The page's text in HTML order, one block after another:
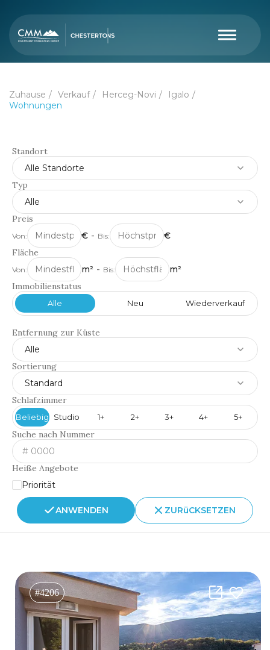
Zuhause Verkauf Herceg-Novi
Igalo
Wohnungen
Standort
Alle Standorte
Typ
Alle
Preis
Von: € - Bis:
€
Fläche
Von: m² - Bis:
m²
Immobilienstatus
Alle Neu Wiederverkauf
Entfernung zur Küste
Alle
Sortierung
Standard
Schlafzimmer
Beliebig Studio 1+ 2+ 3+ 4+ 5+
Suche nach Nummer
Heiße Angebote
Priorität
ANWENDEN ZURüCKSETZEN
#4206